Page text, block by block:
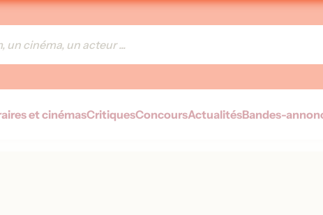
et cinémasCritiquesConcoursActualitésBandes-